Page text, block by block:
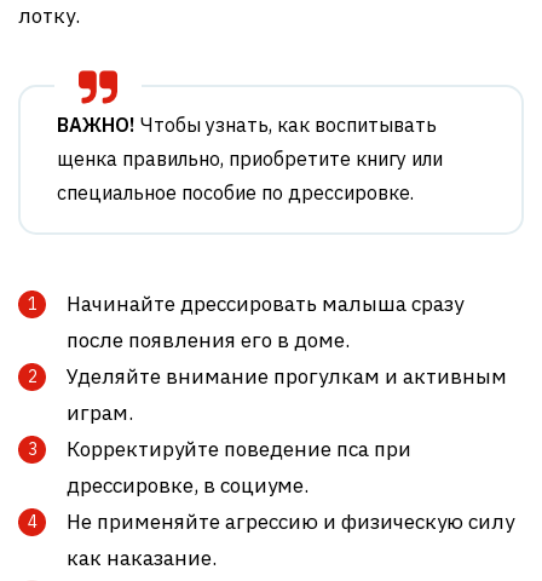
лотку.
ВАЖНО! Чтобы узнать, как воспитывать
щенка правильно, приобретите книгу или
специальное пособие по дрессировке.
Начинайте дрессировать малыша сразу
после появления его в доме.
Уделяйте внимание прогулкам и активным
играм.
Корректируйте поведение пса при
дрессировке, в социуме.
Не применяйте агрессию и физическую силу
как наказание.